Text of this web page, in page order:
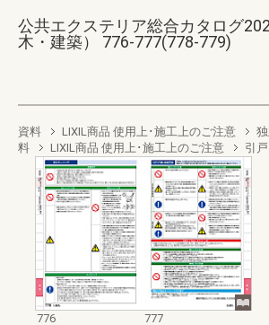
公共エクステリア総合カタログ
木・建築） 776-777(778-779)
資料 LIXIL商品 使用上･施工上のご注意
料
LIXIL商品 使用上･施工上のご注意 引
776
777